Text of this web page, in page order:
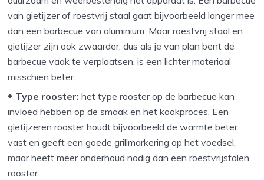
van gietijzer of roestvrij staal gaat bijvoorbeeld langer mee
dan een barbecue van aluminium. Maar roestvrij staal en
gietijzer zijn ook zwaarder, dus als je van plan bent de
barbecue vaak te verplaatsen, is een lichter materiaal
misschien beter.
Type rooster:het type rooster op de barbecue kan
invloed hebben op de smaak en het kookproces. Een
gietijzeren rooster houdt bijvoorbeeld de warmte beter
vast en geeft een goede grillmarkering op het voedsel,
maar heeft meer onderhoud nodig dan een roestvrijstalen
rooster.